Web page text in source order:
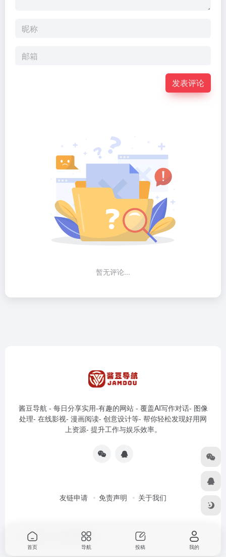
发表评论
暂无评论...
酱豆导航 - 每日分享实用-有趣的网站 - 覆盖AI写作对话- 图像
处理- 在线影视- 漫画阅读- 创意设计等- 帮你轻松发现好用网
上资源- 提升工作与娱乐效率。
友链申请 免责声明 关于我们
Copyright © 2026 酱豆导航
首页 导航 投稿 我的